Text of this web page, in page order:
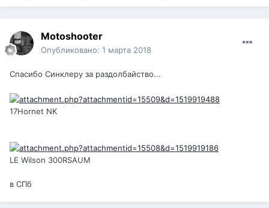
Motoshooter
Опубликовано: 1 марта 2018
Спасибо Синклеру за раздолбайство...
17Hornet NK
LE Wilson 300RSAUM
в СПб